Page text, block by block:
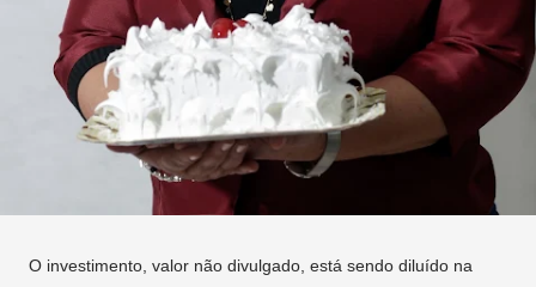
O investimento, valor não divulgado, está sendo diluído na